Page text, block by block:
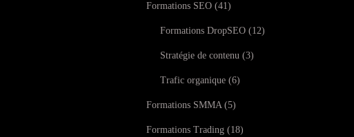
Formations SEO 41
Formations DropSEO 12
Stratégie de contenu 3
Trafic organique 6
Formations SMMA 5
Formations Trading 18